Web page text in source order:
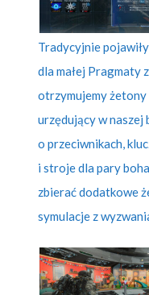
Tradycyjnie
dla małej Pragmaty
otrzymujemy
urzędujący w
o przeciwnikach,
i stroje dla pary
zbierać dodatkowe
symulacje z